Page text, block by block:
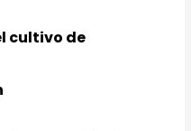
cultivo de